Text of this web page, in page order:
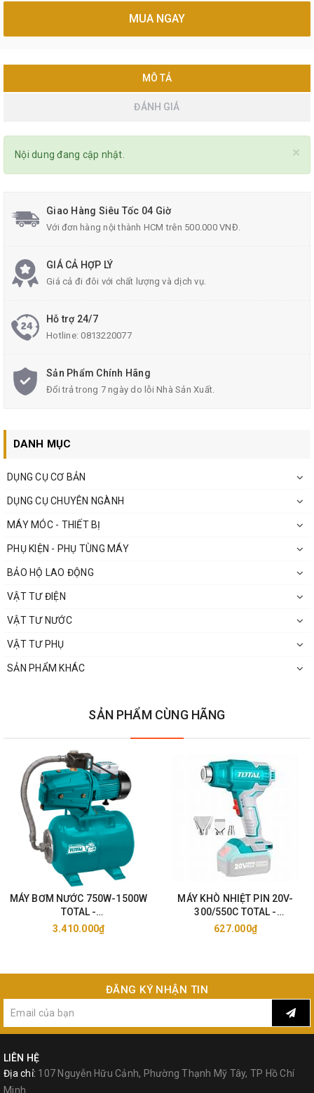
MUA NGAY
MÔ TẢ
ĐÁNH GIÁ
×
Nội dung đang cập nhật.
Giao Hàng Siêu Tốc 04 Giờ
Với đơn hàng nội thành HCM trên 500.000 VNĐ.
GIÁ CẢ HỢP LÝ
Giá cả đi đôi với chất lượng và dịch vụ.
Hỗ trợ 24/7
Hotline:0813220077
Sản Phẩm Chính Hãng
Đổi trả trong 7 ngày do lỗi Nhà Sản Xuất.
DANH MỤC
DỤNG CỤ CƠ BẢN
DỤNG CỤ CHUYÊN NGÀNH
MÁY MÓC - THIẾT BỊ
PHỤ KIỆN - PHỤ TÙNG MÁY
BẢO HỘ LAO ĐỘNG
VẬT TƯ ĐIỆN
VẬT TƯ NƯỚC
VẬT TƯ PHỤ
SẢN PHẨM KHÁC
SẢN PHẨM CÙNG HÃNG
MÁY BƠM NƯỚC 750W-1500W
TOTAL -
TWP47506/11006/15006
3.410.000₫
MÁY KHÒ NHIỆT PIN 20V-
300/550C TOTAL -
TBLI2002/25
627.000₫
ĐĂNG KÝ NHẬN TIN
LIÊN HỆ
Địa chỉ: 107 Nguyễn Hữu Cảnh, Phường Thạnh Mỹ Tây, TP Hồ Chí
Minh